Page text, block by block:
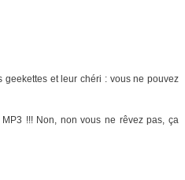
et leur chéri : vous ne pouvez
!!! Non, non vous ne rêvez pas, ça